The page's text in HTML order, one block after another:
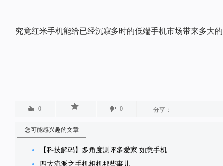
究竟红米手机能给已经沉寂多时的低端手机市场带来多大
0 0 分享：
您可能感兴趣的文章
【科技解码】多角度测评多爱家.如意手机
四大流派之手机相机那些事儿